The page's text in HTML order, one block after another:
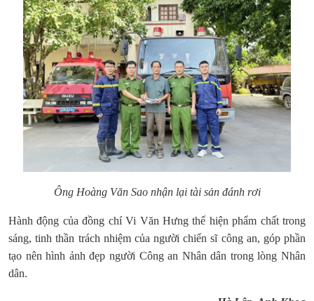
Ông Hoàng Văn Sao nhận lại tài sản đánh rơi
Hành động của đồng chí Vi Văn Hưng thể hiện phẩm chất trong
sáng, tinh thần trách nhiệm của người chiến sĩ công an, góp phần
tạo nên hình ảnh đẹp người Công an Nhân dân trong lòng Nhân
dân.